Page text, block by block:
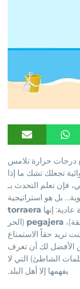
حرارة تلامس
تجعلك تشك ما إذا
فإن تعلم التحدث بـ
بل هو استراتيجية
إنها torraera
pegajera(الحر
تريد حقاً الاستمتاع
الأفضل لك أن تعرف
الشاطئ) التي لا
يفهمها إلا أهل البلد.